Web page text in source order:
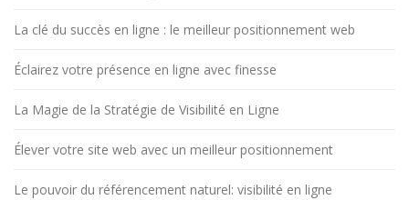
La clé du succès en ligne : le meilleur positionnement web
Éclairez votre présence en ligne avec finesse
La Magie de la Stratégie de Visibilité en Ligne
Élever votre site web avec un meilleur positionnement
Le pouvoir du référencement naturel: visibilité en ligne